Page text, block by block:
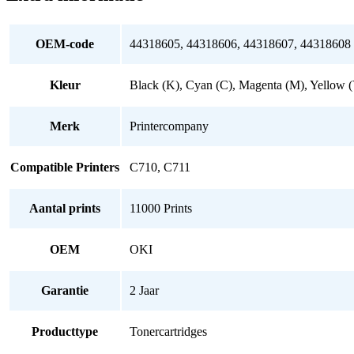
OEM-code 44318605, 44318606, 44318607, 44318608
Kleur Black (K), Cyan (C), Magenta (M), Yellow
Merk Printercompany
Compatible Printers C710, C711
Aantal prints 11000 Prints
OEM OKI
Garantie 2 Jaar
Producttype Tonercartridges